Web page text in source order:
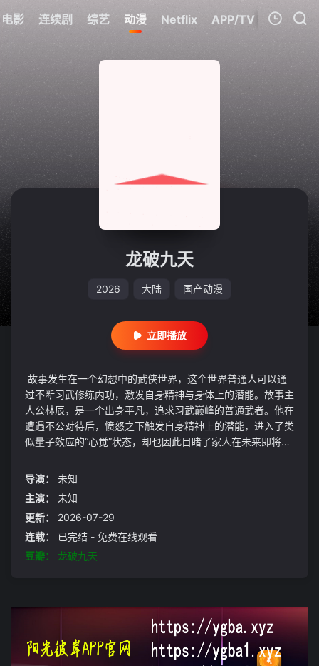
电影 连续剧 综艺 动漫 Netflix APP/TV
龙破九天
2026 大陆 国产动漫
立即播放
故事发生在一个幻想中的武侠世界，这个世界普通人可以通
过不断习武修练内功，激发自身精神与身体上的潜能。故事主
人公林辰，是一个出身平凡，追求习武巅峰的普通武者。他在
遭遇不公对待后，愤怒之下触发自身精神上的潜能，进入了类
似量子效应的“心觉”状态，却也因此目睹了家人在未来即将遭
及调查父亲失踪谜案，林辰以一份神秘的名单为线索，追寻这
一段可歌可泣的传奇故事冠建影视App下载 ygba1.xyz
导演：
未知
主演：
未知
更新：
2026-07-29
连载：
已完结 - 免费在线观看
豆瓣：
龙破九天